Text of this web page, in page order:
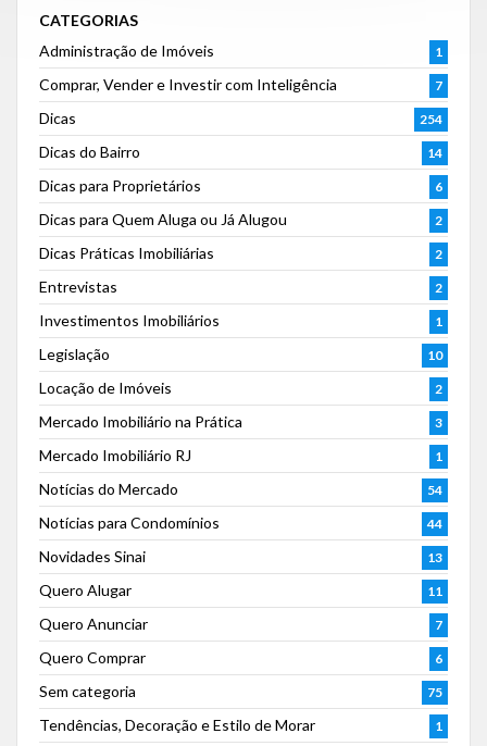
CATEGORIAS
Administração de Imóveis
1
Comprar, Vender e Investir com Inteligência 7
Dicas 254
Dicas do Bairro 14
Dicas para Proprietários 6
Dicas para Quem Aluga ou Já Alugou 2
Dicas Práticas Imobiliárias 2
Entrevistas 2
Investimentos Imobiliários 1
Legislação 10
Locação de Imóveis 2
Mercado Imobiliário na Prática 3
Mercado Imobiliário RJ 1
Notícias do Mercado 54
Notícias para Condomínios 44
Novidades Sinai 13
Quero Alugar 11
Quero Anunciar 7
Quero Comprar 6
Sem categoria 75
Tendências, Decoração e Estilo de Morar 1